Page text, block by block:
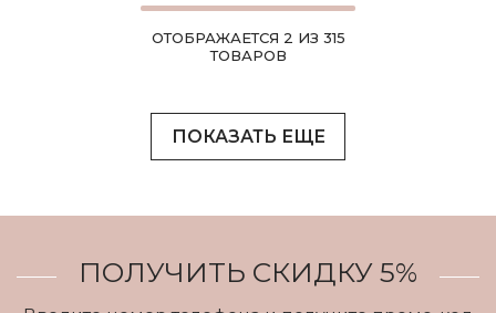
ОТОБРАЖАЕТСЯ 2 ИЗ 315
ТОВАРОВ
ПОКАЗАТЬ ЕЩЕ
ПОЛУЧИТЬ СКИДКУ 5%